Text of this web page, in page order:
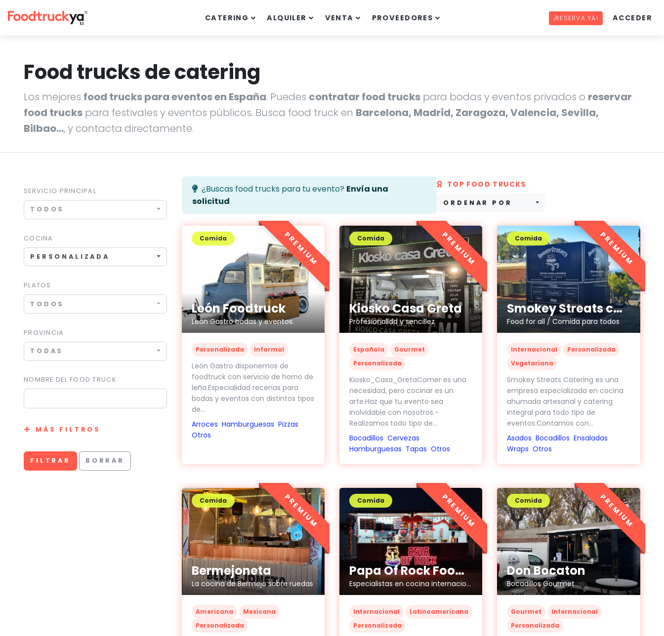
CATERING ALQUILER VENTA PROVEEDORES ¡RESERVA YA! ACCEDER
Food trucks de catering
Los mejores food trucks para eventos en España. Puedes contratar food trucks para bodas y eventos privados o reservar
food trucks para festivales y eventos públicos. Busca food truck en Barcelona, Madrid, Zaragoza, Valencia, Sevilla,
Bilbao…, y contacta directamente.
SERVICIO PRINCIPAL
TODOS
COCINA
PERSONALIZADA
PLATOS
TODOS
PROVINCIA
TODAS
NOMBRE DEL FOOD TRUCK
MÁS FILTROS
FILTRAR BORRAR
¿Buscas food trucks para tu evento? Envía una
solicitud
TOP FOOD TRUCKS
ORDENAR POR
León Foodtruck
León Gastro bodas y eventos.
Comida
Personalizada Informal
León Gastro disponemos de
foodtruck con servicio de horno de
leña.Especialidad recenas para
bodas y eventos con distintos tipos
de...
Arroces Hamburguesas Pizzas
Otros
PREMIUM
Kiosko Casa Greta
Profesionalidd y sencillez
Comida
Española
Gourmet
Personalizada
Kiosko_Casa_GretaComer es una
necesidad, pero cocinar es un
arte.Haz que tu evento sea
inolvidable con nosotros.-
Realizamos todo tipo de...
Bocadillos Cervezas
Hamburguesas Tapas Otros
PREMIUM
Smokey Streats catering y eventos
Food for all / Comida para todos
Comida
Internacional
Personalizada
Vegetariana
Smokey Streats Catering es una
empresa especializada en cocina
ahumada artesanal y catering
integral para todo tipo de
eventos.Contamos con...
Asados Bocadillos Ensaladas
Wraps Otros
PREMIUM
Bermejoneta
La cocina de Bermejo sobre ruedas
Comida
Americana
Mexicana
Personalizada
PREMIUM
Papa Of Rock Food Truck
Especialistas en cocina internacional y urbana
Comida
Internacional
Latinoamericana
Personalizada
PREMIUM
Don Bocaton
Bocadillos Gourmet
Comida
Gourmet
Internacional
Personalizada
PREMIUM